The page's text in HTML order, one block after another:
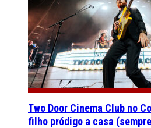
Two Door Cinema Club no
filho pródigo a casa